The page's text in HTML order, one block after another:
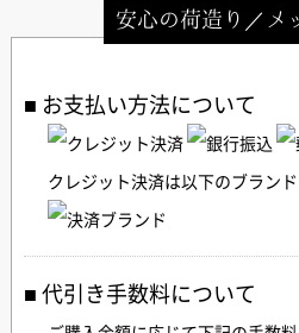
安心の荷造り／メ
お支払い方法について
クレジット決済は以下のブラン
代引き手数料について